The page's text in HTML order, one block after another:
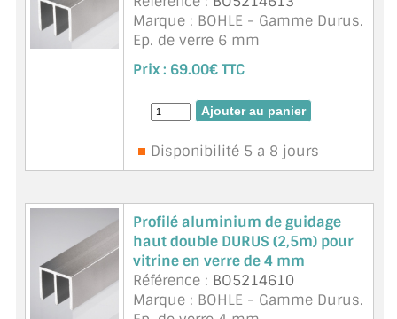
Marque : BOHLE - Gamme Durus.
Ep. de verre 6 mm
Adapté à des verres petits et
légers
Unité de vente 2,5 m ou. 5m sur
demande
Prix : 69.00€ TTC
Disponibilité 5 a 8 jours
Profilé aluminium de guidage
haut double DURUS (2,5m) pour
vitrine en verre de 4 mm
Référence : BO5214610
Marque : BOHLE - Gamme Durus.